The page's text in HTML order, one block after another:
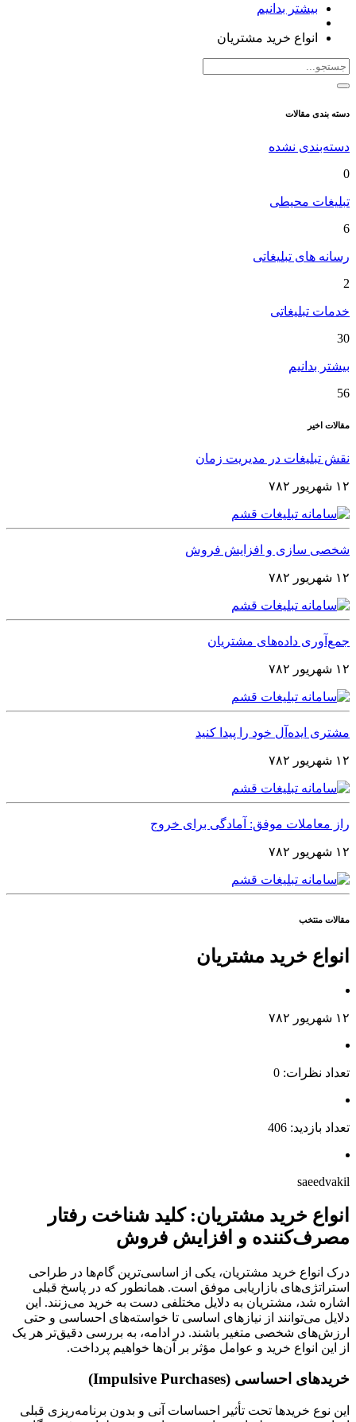
بیشتر بدانیم
انواع خرید مشتریان
دسته بندی مقالات
دسته‌بندی نشده
0
تبلیغات محیطی
6
رسانه های تبلیغاتی
2
خدمات تبلیغاتی
30
بیشتر بدانیم
56
مقالات اخیر
نقش تبلیغات در مدیریت زمان
۱۲ شهریور ۷۸۲
شخصی‌ سازی و افزایش فروش
۱۲ شهریور ۷۸۲
جمع‌آوری داده‌های مشتریان
۱۲ شهریور ۷۸۲
مشتری ایده‌آل خود را پیدا کنید
۱۲ شهریور ۷۸۲
راز معاملات موفق: آمادگی برای خروج
۱۲ شهریور ۷۸۲
مقالات منتخب
انواع خرید مشتریان
۱۲ شهریور ۷۸۲
تعداد نظرات: 0
تعداد بازدید: 406
saeedvakil
انواع خرید مشتریان: کلید شناخت رفتار
مصرف‌کننده و افزایش فروش
درک انواع خرید مشتریان، یکی از اساسی‌ترین گام‌ها در طراحی
استراتژی‌های بازاریابی موفق است. همانطور که در پاسخ قبلی
اشاره شد، مشتریان به دلایل مختلفی دست به خرید می‌زنند. این
دلایل می‌توانند از نیازهای اساسی تا خواسته‌های احساسی و حتی
ارزش‌های شخصی متغیر باشند. در ادامه، به بررسی دقیق‌تر هر یک
از این انواع خرید و عوامل مؤثر بر آن‌ها خواهیم پرداخت.
خریدهای احساسی (Impulsive Purchases)
این نوع خریدها تحت تأثیر احساسات آنی و بدون برنامه‌ریزی قبلی